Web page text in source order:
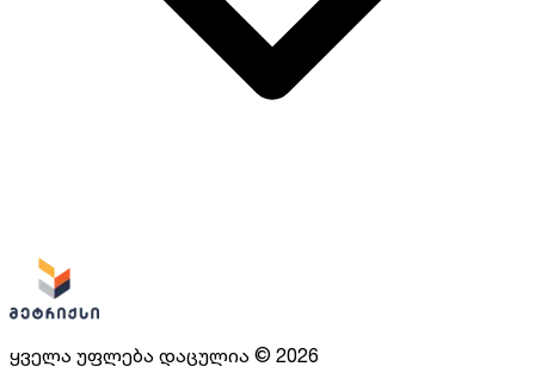
ყველა უფლება დაცულია © 2026